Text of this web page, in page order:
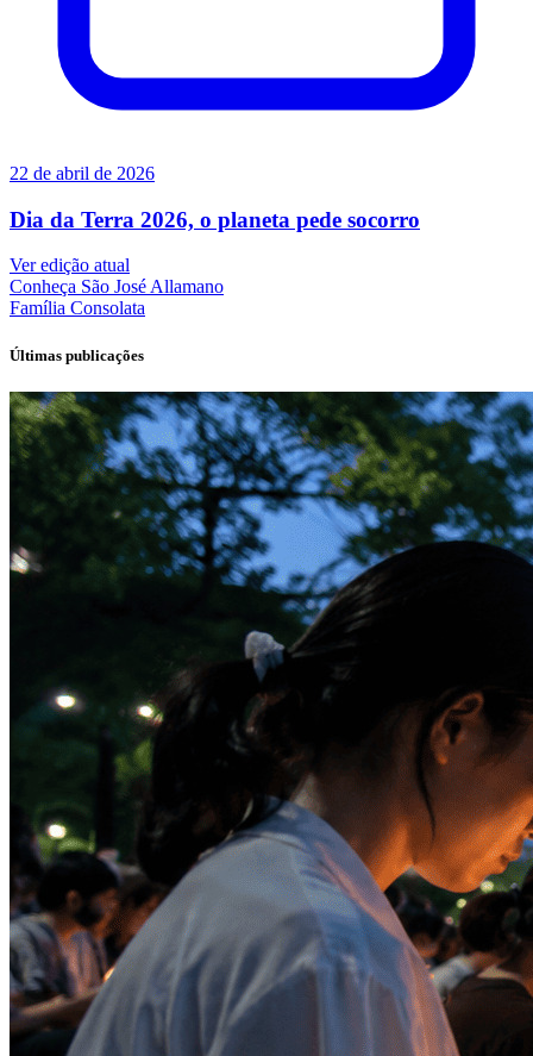
22 de abril de 2026
Dia da Terra 2026, o planeta pede socorro
Ver edição atual
Conheça São José Allamano
Família Consolata
Últimas publicações